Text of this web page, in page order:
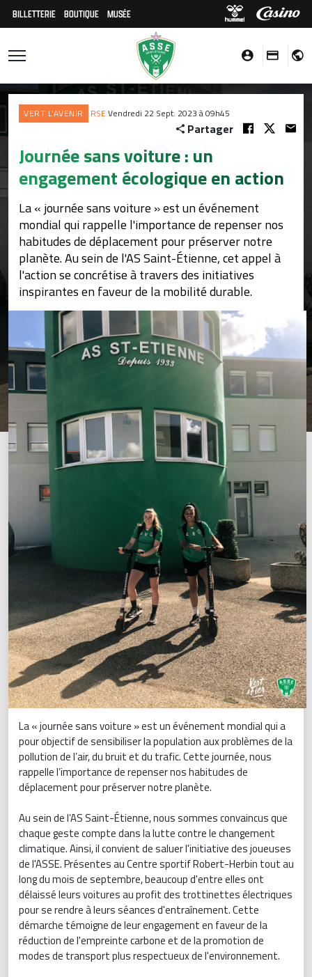
BILLETTERIE BOUTIQUE MUSÉE
VERT L'AVENIR RSE Vendredi 22 Sept. 2023 à 09h45
Partager
Journée sans voiture : un
engagement écologique en action
La « journée sans voiture » est un événement
mondial qui rappelle l'importance de repenser nos
habitudes de déplacement pour préserver notre
planète. Au sein de l'AS Saint-Étienne, cet appel à
l'action se concrétise à travers des initiatives
inspirantes en faveur de la mobilité durable.
La « journée sans voiture » est un événement mondial qui a
pour objectif de sensibiliser la population aux problèmes de la
pollution de l’air, du bruit et du trafic. Cette journée, nous
rappelle l’importance de repenser nos habitudes de
déplacement pour préserver notre planète.
Au sein de l’AS Saint-Étienne, nous sommes convaincus que
chaque geste compte dans la lutte contre le changement
climatique. Ainsi, il convient de saluer l'initiative des joueuses
de l'ASSE. Présentes au Centre sportif Robert-Herbin tout au
long du mois de septembre, beaucoup d'entre elles ont
délaissé leurs voitures au profit des trottinettes électriques
pour se rendre à leurs séances d'entraînement. Cette
démarche témoigne de leur engagement en faveur de la
réduction de l'empreinte carbone et de la promotion de
modes de transport plus respectueux de l'environnement.